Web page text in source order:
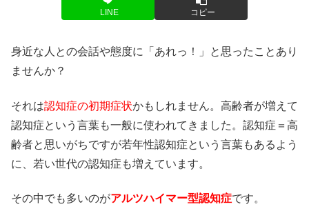
LINE コピー
身近な人との会話や態度に「あれっ！」と思ったことあり
ませんか？
それは認知症の初期症状かもしれません。高齢者が増えて
認知症という言葉も一般に使われてきました。認知症＝高
齢者と思いがちですが若年性認知症という言葉もあるよう
に、若い世代の認知症も増えています。
その中でも多いのがアルツハイマー型認知症です。